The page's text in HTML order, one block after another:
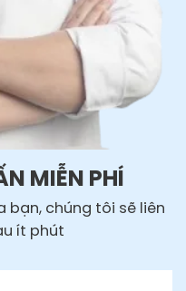
MIỄN PHÍ
bạn, chúng tôi sẽ liên
ít phút